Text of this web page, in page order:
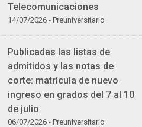
Telecomunicaciones
14/07/2026 - Preuniversitario
Publicadas las listas de
admitidos y las notas de
corte: matrícula de nuevo
ingreso en grados del 7 al 10
de julio
06/07/2026 - Preuniversitario